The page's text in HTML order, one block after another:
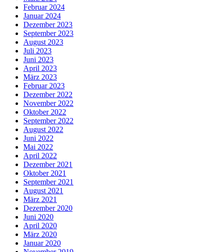
Februar 2024
Januar 2024
Dezember 2023
September 2023
August 2023
Juli 2023
Juni 2023
April 2023
März 2023
Februar 2023
Dezember 2022
November 2022
Oktober 2022
September 2022
August 2022
Juni 2022
Mai 2022
April 2022
Dezember 2021
Oktober 2021
September 2021
August 2021
März 2021
Dezember 2020
Juni 2020
April 2020
März 2020
Januar 2020